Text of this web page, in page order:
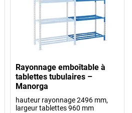
Rayonnage emboîtable à
tablettes tubulaires –
Manorga
hauteur rayonnage 2496 mm,
largeur tablettes 960 mm